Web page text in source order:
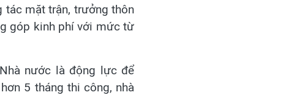
tác mặt trận, trưởng thôn
góp kinh phí với mức từ
nước là động lực để
5 tháng thi công, nhà